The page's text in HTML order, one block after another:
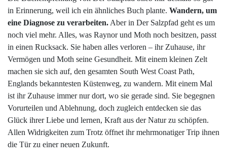
in Erinnerung, weil ich ein ähnliches Buch plante. Wandern, um
eine Diagnose zu verarbeiten. Aber in Der Salzpfad geht es um
noch viel mehr. Alles, was Raynor und Moth noch besitzen, passt
in einen Rucksack. Sie haben alles verloren – ihr Zuhause, ihr
Vermögen und Moth seine Gesundheit. Mit einem kleinen Zelt
machen sie sich auf, den gesamten South West Coast Path,
Englands bekanntesten Küstenweg, zu wandern. Mit einem Mal
ist ihr Zuhause immer nur dort, wo sie gerade sind. Sie begegnen
Vorurteilen und Ablehnung, doch zugleich entdecken sie das
Glück ihrer Liebe und lernen, Kraft aus der Natur zu schöpfen.
Allen Widrigkeiten zum Trotz öffnet ihr mehrmonatiger Trip ihnen
die Tür zu einer neuen Zukunft.